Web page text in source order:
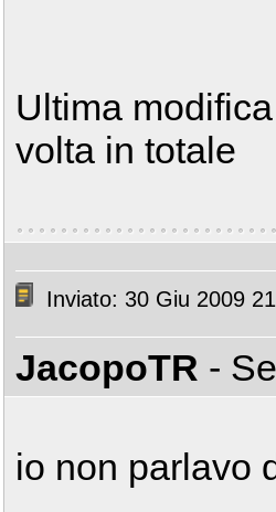
Ultima
volta in totale
Inviato: 30 Giu 2009
JacopoTR -
io non parlavo